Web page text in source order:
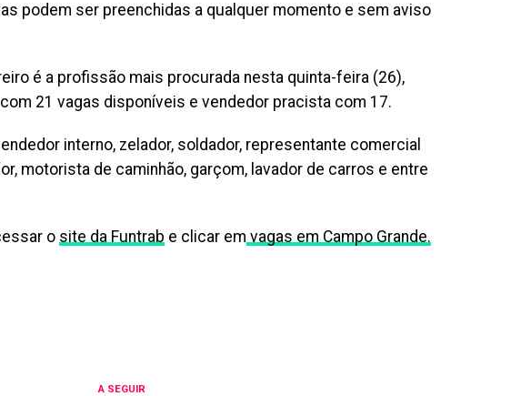
podem ser preenchidas a qualquer momento e sem aviso
é a profissão mais procurada nesta quinta-feira (26),
21 vagas disponíveis e vendedor pracista com 17.
interno, zelador, soldador, representante comercial
motorista de caminhão, garçom, lavador de carros e entre
o site da Funtrab e clicar em vagas em Campo Grande.
A SEGUIR